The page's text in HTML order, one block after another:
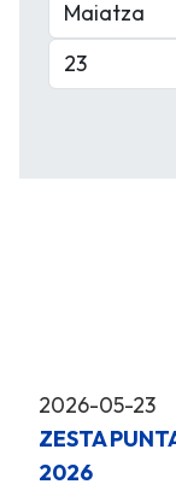
2026-05-23
ZESTA
2026